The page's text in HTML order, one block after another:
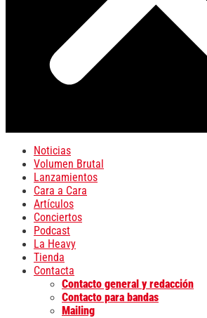
Noticias
Volumen Brutal
Lanzamientos
Cara a Cara
Artículos
Conciertos
Podcast
La Heavy
Tienda
Contacta
Contacto general y redacción
Contacto para bandas
Mailing